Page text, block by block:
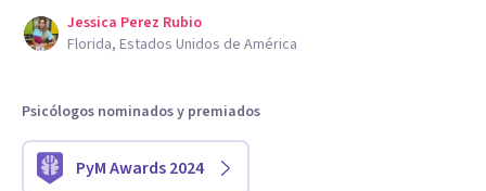
Jessica Perez Rubio
Florida, Estados Unidos de América
Psicólogos nominados y premiados
PyM Awards 2024